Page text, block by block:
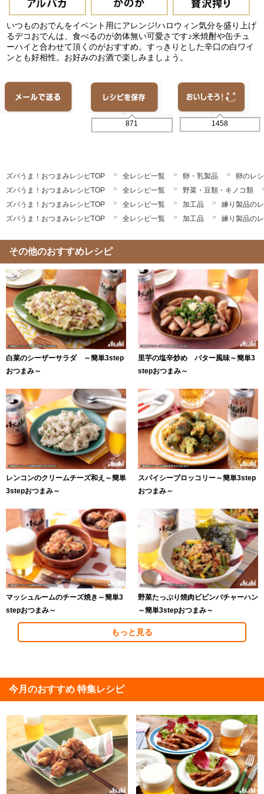
いつものおでんをイベント用にアレンジ!ハロウィン気分を盛り上げ
るデコおでんは、食べるのが勿体無い可愛さです♪米焼酎や缶チュ
ーハイと合わせて頂くのがおすすめ。すっきりとした辛口の白ワイ
ンとも好相性。お好みのお酒で楽しみましょう。
871 1458
ズバうま！おつまみレシピTOP 全レシピ一覧 卵・乳製品
卵のレ
ズバうま！おつまみレシピTOP
全レシピ一覧
野菜・豆類・キノコ類
ズバうま！おつまみレシピTOP
全レシピ一覧 加工品
練り製品の
ズバうま！おつまみレシピTOP
全レシピ一覧 加工品 練り製品の
その他のおすすめレシピ
白菜のシーザーサラダ ～簡単3step
おつまみ～
里芋の塩辛炒め バター風味～簡単3
stepおつまみ～
レンコンのクリームチーズ和え～簡単
3stepおつまみ～
スパイシーブロッコリー～簡単3step
おつまみ～
マッシュルームのチーズ焼き～簡単3
stepおつまみ～
野菜たっぷり焼肉ビビンバチャーハン
～簡単3stepおつまみ～
もっと見る
今月のおすすめ 特集レシピ